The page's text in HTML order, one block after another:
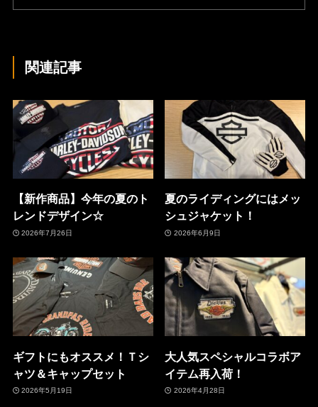
関連記事
【新作商品】今年の夏のト
レンドデザイン☆
2026年7月26日
夏のライディングにはメッ
シュジャケット！
2026年6月9日
ギフトにもオススメ！Ｔシ
ャツ＆キャップセット
2026年5月19日
大人気スペシャルコラボア
イテム再入荷！
2026年4月28日